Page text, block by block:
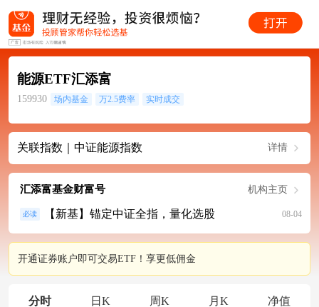
能源ETF汇添富
159930 场内基金 万2.5费率 实时成交
关联指数｜中证能源指数 详情
汇添富基金财富号 机构主页
必读 【新基】锚定中证全指，量化选股 08-04
开通证券账户即可交易ETF！享更低佣金
分时 日K 周K 月K 净值